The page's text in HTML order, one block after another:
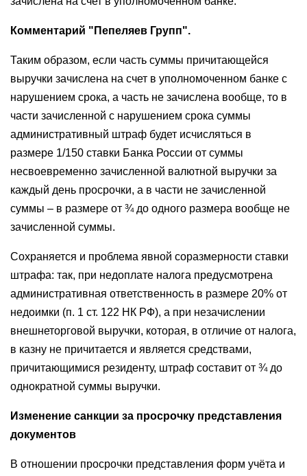
Комментарий "Пепеляев Групп".
Таким образом, если часть суммы причитающейся
выручки зачислена на счет в уполномоченном банке с
нарушением срока, а часть не зачислена вообще, то в
части зачисленной с нарушением срока суммы
административный штраф будет исчисляться в
размере 1/150 ставки Банка России от суммы
несвоевременно зачисленной валютной выручки за
каждый день просрочки, а в части не зачисленной
суммы – в размере от ¾ до одного размера вообще не
зачисленной суммы.
Сохраняется и проблема явной соразмерности ставки
штрафа: так, при недоплате налога предусмотрена
административная ответственность в размере 20% от
недоимки (п. 1 ст. 122 НК РФ), а при незачислении
внешнеторговой выручки, которая, в отличие от налога,
в казну не причитается и является средствами,
причитающимися резиденту, штраф составит от ¾ до
однократной суммы выручки.
Изменение санкции за просрочку представления
документов
В отношении просрочки представления форм учёта и